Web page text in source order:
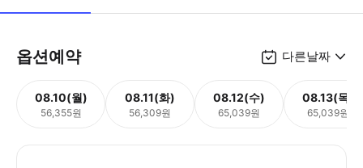
옵션예약 다른날짜
08.10(월)
56,355원
08.11(화)
56,309원
08.12(수)
65,039원
08.13(목)
65,039원